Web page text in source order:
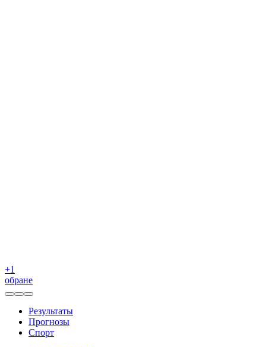
+1
обране
Результаты
Прогнозы
Спорт